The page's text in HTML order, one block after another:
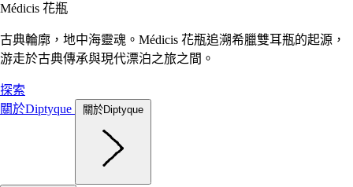
Médicis 花瓶
古典輪廓，地中海靈魂。Médicis 花瓶追溯希臘雙耳瓶的起源，
游走於古典傳承與現代漂泊之旅之間。
探索
關於Diptyque
關於Diptyque